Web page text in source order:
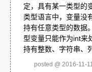
定，具有某一类型的
类型语言中，变量没
持有任意类型的数据
型变量只能作为int来
持有整数、字符串、
posted @ 2016-11-